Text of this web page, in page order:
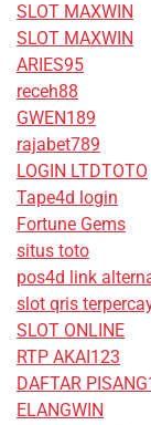
SLOT MAXWIN
SLOT MAXWIN
ARIES95
receh88
GWEN189
rajabet789
LOGIN LTDTOTO
Tape4d login
Fortune Gems
situs toto
pos4d link
slot qris
SLOT ONLINE
RTP AKAI123
DAFTAR
ELANGWIN